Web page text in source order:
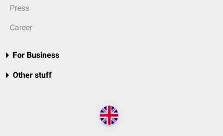
Press
Career
For Business
Other stuff